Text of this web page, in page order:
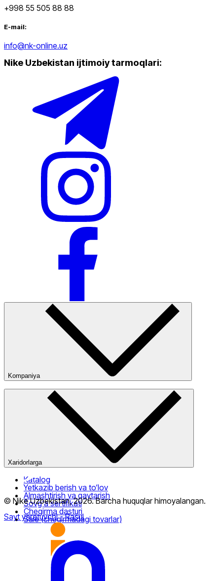
+998 55 505 88 88
E-mail:
info@nk-online.uz
Nike Uzbekistan ijtimoiy tarmoqlari:
Kompaniya
Kompaniya haqida
Bizning do‘konlarimiz
Ommaviy oferta
Xaridorlarga
Katalog
Yetkazib berish va to‘lov
Almashtirish va qaytarish
Sovg‘a sertifikati
Chegirma dasturi
Sale (chegirmadagi tovarlar)
© Nike Uzbekistan,2026.Barcha huquqlar himoyalangan.
Sayt yaratuvchi- Rasul